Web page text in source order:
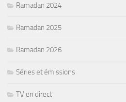
Ramadan 2024
Ramadan 2025
Ramadan 2026
Séries et émissions
TV en direct